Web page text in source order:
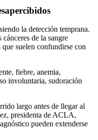
la detección temprana.
de la sangre
suelen confundirse con
fiebre, anemia,
involuntaria, sudoración
largo antes de llegar al
presidenta de ACLA,
pueden extenderse